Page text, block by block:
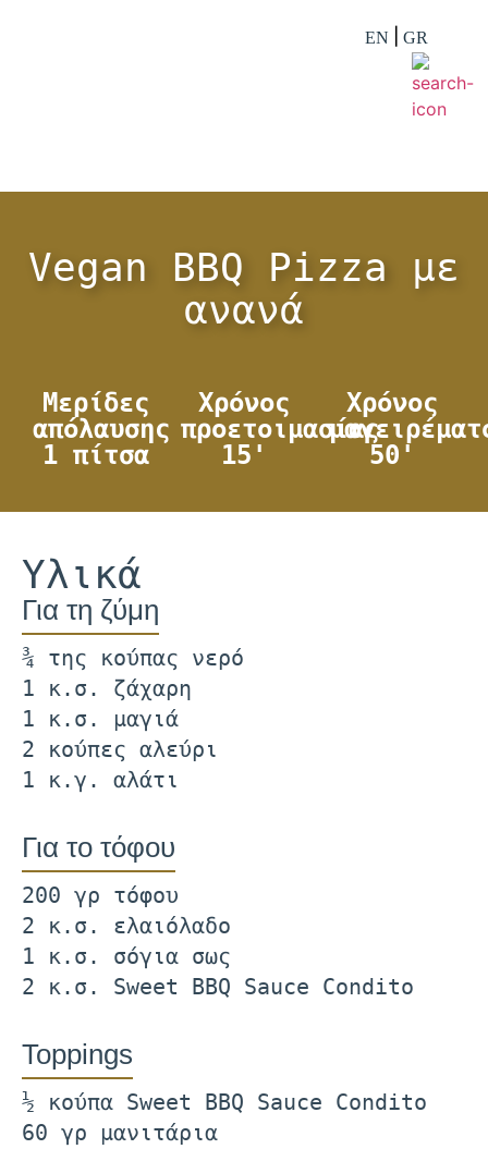
EN GR
Vegan BBQ Pizza με
ανανά
Μερίδες
απόλαυσης
1 πίτσα
Χρόνος
προετοιμασίας
15'
Χρόνος
50'
Υλικά
Για τη ζύμη
¾ της κούπας νερό
1 κ.σ. ζάχαρη
1 κ.σ. μαγιά
2 κούπες αλεύρι
1 κ.γ. αλάτι
Για το τόφου
200 γρ τόφου
2 κ.σ. ελαιόλαδο
1 κ.σ. σόγια σως
2 κ.σ. Sweet BBQ Sauce Condito
Toppings
½ κούπα Sweet BBQ Sauce Condito
60 γρ μανιτάρια